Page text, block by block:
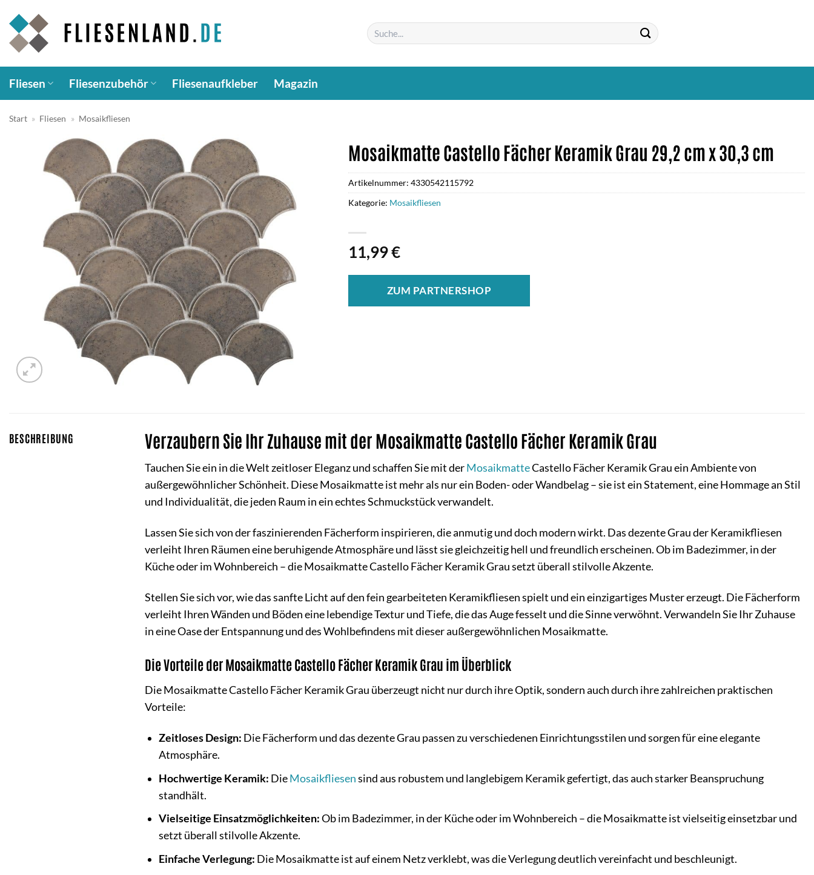
Inhalt
springen
Suchen
nach:
Fliesen Fliesenzubehör Fliesenaufkleber Magazin
Start » Fliesen » Mosaikfliesen
Mosaikmatte Castello Fächer Keramik Grau 29,2 cm x 30,3 cm
11,99€
ZUM PARTNERSHOP
Artikelnummer: 4330542115792
Kategorie: Mosaikfliesen
BESCHREIBUNG Verzaubern Sie Ihr Zuhause mit der Mosaikmatte Castello Fächer Keramik Grau
Tauchen Sie ein in die Welt zeitloser Eleganz und schaffen Sie mit derMosaikmatteCastello Fächer Keramik Grau ein Ambiente von
außergewöhnlicher Schönheit. Diese Mosaikmatte ist mehr als nur ein Boden- oder Wandbelag – sie ist ein Statement, eine Hommage an Stil
und Individualität, die jeden Raum in ein echtes Schmuckstück verwandelt.
Lassen Sie sich von der faszinierenden Fächerform inspirieren, die anmutig und doch modern wirkt. Das dezente Grau der Keramikfliesen
verleiht Ihren Räumen eine beruhigende Atmosphäre und lässt sie gleichzeitig hell und freundlich erscheinen. Ob im Badezimmer, in der
Küche oder im Wohnbereich – die Mosaikmatte Castello Fächer Keramik Grau setzt überall stilvolle Akzente.
Stellen Sie sich vor, wie das sanfte Licht auf den fein gearbeiteten Keramikfliesen spielt und ein einzigartiges Muster erzeugt. Die Fächerform
verleiht Ihren Wänden und Böden eine lebendige Textur und Tiefe, die das Auge fesselt und die Sinne verwöhnt. Verwandeln Sie Ihr Zuhause
in eine Oase der Entspannung und des Wohlbefindens mit dieser außergewöhnlichen Mosaikmatte.
Die Vorteile der Mosaikmatte Castello Fächer Keramik Grau im Überblick
Die Mosaikmatte Castello Fächer Keramik Grau überzeugt nicht nur durch ihre Optik, sondern auch durch ihre zahlreichen praktischen
Vorteile:
Zeitloses Design: Die Fächerform und das dezente Grau passen zu verschiedenen Einrichtungsstilen und sorgen für eine elegante
Atmosphäre.
Hochwertige Keramik: DieMosaikfliesensind aus robustem und langlebigem Keramik gefertigt, das auch starker Beanspruchung
standhält.
Vielseitige Einsatzmöglichkeiten:Ob im Badezimmer, in der Küche oder im Wohnbereich – die Mosaikmatte ist vielseitig einsetzbar und
setzt überall stilvolle Akzente.
Einfache Verlegung: Die Mosaikmatte ist auf einem Netz verklebt, was die Verlegung deutlich vereinfacht und beschleunigt.